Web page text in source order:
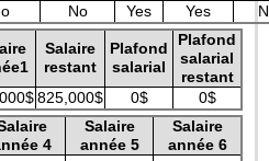
No Yes Yes
Salaire
restant
Plafond
salarial
Plafond
salarial
restant
825,000$ 0$
0$
4
Salaire
année 5
Salaire
année 6